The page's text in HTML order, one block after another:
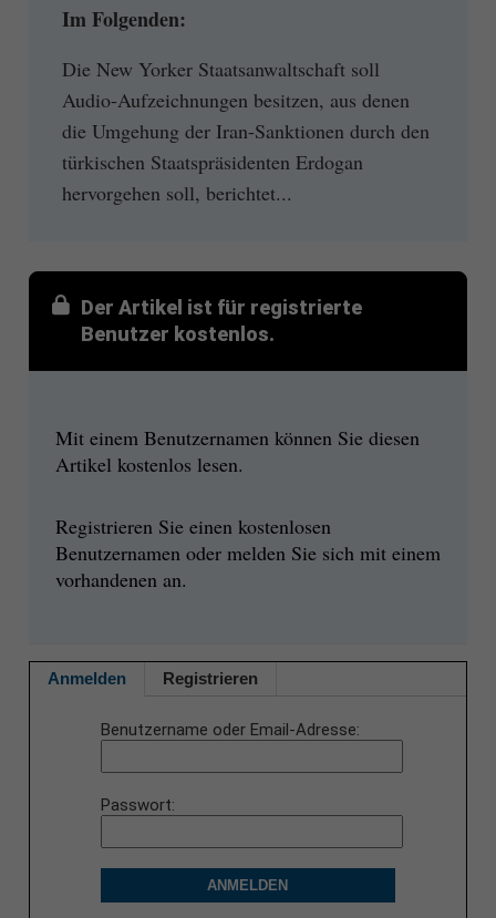
Im Folgenden:
Die New Yorker Staatsanwaltschaft soll
Audio-Aufzeichnungen besitzen, aus denen
die Umgehung der Iran-Sanktionen durch den
türkischen Staatspräsidenten Erdogan
hervorgehen soll, berichtet...
Der Artikel ist für registrierte
Benutzer kostenlos.
Mit einem Benutzernamen können Sie diesen
Artikel kostenlos lesen.
Registrieren Sie einen kostenlosen
Benutzernamen oder melden Sie sich mit einem
vorhandenen an.
Anmelden Registrieren
Benutzername oder Email-Adresse
Passwort
ANMELDEN